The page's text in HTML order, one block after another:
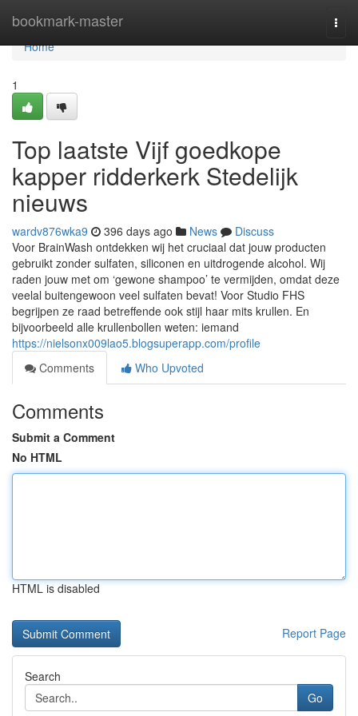
bookmark-master
Home
Home
1
Top laatste Vijf goedkope
kapper ridderkerk Stedelijk
nieuws
wardv876wka9 396 days ago News
Discuss
Voor BrainWash ontdekken wij het cruciaal dat jouw producten
gebruikt zonder sulfaten, siliconen en uitdrogende alcohol. Wij
raden jouw met om ‘gewone shampoo’ te vermijden, omdat deze
veelal buitengewoon veel sulfaten bevat! Voor Studio FHS
begrijpen ze raad betreffende ook stijl haar mits krullen. En
bijvoorbeeld alle krullenbollen weten: iemand
https://nielsonx009lao5.blogsuperapp.com/profile
Comments
Who Upvoted
Comments
Submit a Comment
No HTML
HTML is disabled
Report Page
Search
Go